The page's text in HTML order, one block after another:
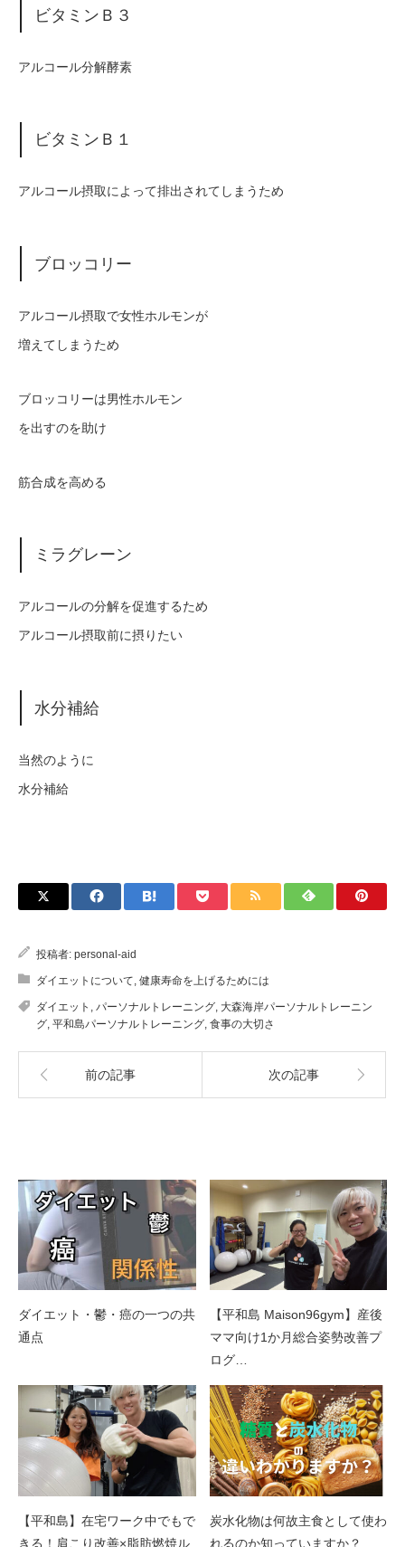
ビタミンＢ３
アルコール分解酵素
ビタミンＢ１
アルコール摂取によって排出されてしまうため
ブロッコリー
アルコール摂取で女性ホルモンが
増えてしまうため
ブロッコリーは男性ホルモン
を出すのを助け
筋合成を高める
ミラグレーン
アルコールの分解を促進するため
アルコール摂取前に摂りたい
水分補給
当然のように
水分補給
投稿者: personal-aid
ダイエットについて 健康寿命を上げるためには
ダイエット パーソナルトレーニング 大森海岸パーソナルトレーニン
グ 平和島パーソナルトレーニング 食事の大切さ
前の記事 次の記事
ダイエット・鬱・癌の一つの共
通点
【平和島 Maison96gym】産後
ママ向け1か月総合姿勢改善プ
ログ…
【平和島】在宅ワーク中でもで
きる！肩こり改善×脂肪燃焼ル
炭水化物は何故主食として使わ
れるのか知っていますか？